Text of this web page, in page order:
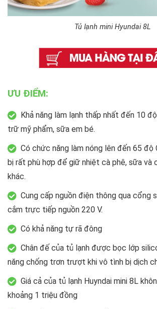
Tủ lạnh mini Hyundai 8L
ƯU ĐIỂM:
Khả năng làm lạnh thấp nhất đến 10
trữ mỹ phẩm, sữa em bé.
Có chức năng làm nóng lên đến 65 độ
bị rất phù hợp để giữ nhiệt cà phê, sữa và
khác.
Cung cấp nguồn điện thông qua cổng
cắm trực tiếp nguồn 220 V.
Có khả năng tự rã đông
Chân đế của tủ lạnh được bọc lớp
năng chống trơn trượt khi vô tình bị dịch
Giá cả của tủ lạnh Huyndai mini 8L
khoảng 1 triệu đồng